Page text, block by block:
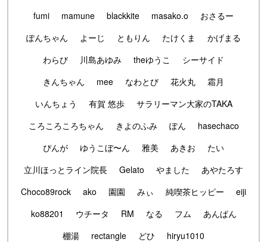
fumi
mamune blackkite masako.o
おさるー
ぽんちゃん
よーじ ともりん たけくま
かげまる
わらび
川島あゆみ theゆうこ
シーサイド
きんちゃん
mee なわとび 花火丸
霜月
いんちょう
有賀 悠歩
サラリーマン大家のTAKA
ころころころちゃん
きよのふみ ぽん
hasechaco
ぴんが
ゆうこぼ〜ん 雅美 あきお
たい
立川ほっとライン院長
Gelato やました
あやたろす
Choco89rock
ako 園園 みぃ 純喫茶ヒッピー
eiji
ko88201
ウチータ RM なる フム
あんぱん
棚湯
rectangle どひ hiryu1010